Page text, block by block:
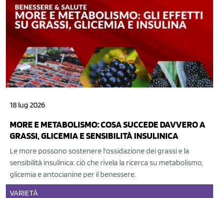
18 lug 2026
MORE E METABOLISMO: COSA SUCCEDE DAVVERO A
GRASSI, GLICEMIA E SENSIBILITÀ INSULINICA
Le more possono sostenere l'ossidazione dei grassi e la
sensibilità insulinica: ciò che rivela la ricerca su metabolismo,
glicemia e antocianine per il benessere.
VARIETÀ